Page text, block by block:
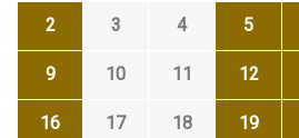
2 3 4 5
9 10 11 12
16 17 18 19